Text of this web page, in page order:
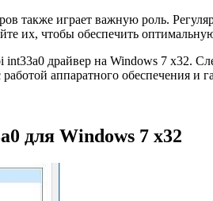
также играет важную роль.
их, чтобы обеспечить
int33a0 драйвер на Windows 7
аппаратного обеспечения и
для Windows 7 x32